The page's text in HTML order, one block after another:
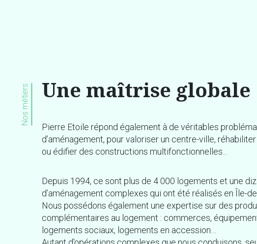
Nos métiers Une maîtrise globale
Pierre Etoile répond également à de véritables
d’aménagement, pour valoriser un centre-ville,
ou édifier des constructions multifonctionnelles...
Depuis 1994, ce sont plus de 4 000 logements et une
d’aménagement complexes qui ont été réalisés en Île-
Nous possédons également une expertise sur des
complémentaires au logement : commerces,
logements sociaux, logements en accession…